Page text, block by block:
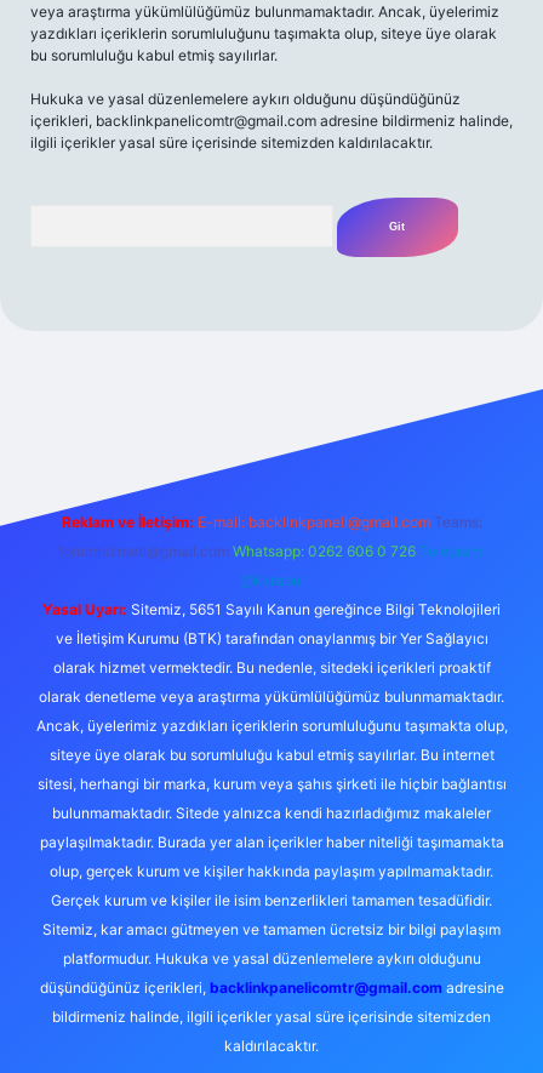
veya araştırma yükümlülüğümüz bulunmamaktadır. Ancak, üyelerimiz
yazdıkları içeriklerin sorumluluğunu taşımakta olup, siteye üye olarak
bu sorumluluğu kabul etmiş sayılırlar.
Hukuka ve yasal düzenlemelere aykırı olduğunu düşündüğünüz
içerikleri, backlinkpanelicomtr@gmail.com adresine bildirmeniz halinde,
ilgili içerikler yasal süre içerisinde sitemizden kaldırılacaktır.
Reklam ve İletişim: E-mail: backlinkpaneli@gmail.com Teams:
forumhizmeti@gmail.com Whatsapp: 0262 606 0 726 Telegram:
@karabul
Yasal Uyarı: Sitemiz, 5651 Sayılı Kanun gereğince Bilgi Teknolojileri
ve İletişim Kurumu (BTK) tarafından onaylanmış bir Yer Sağlayıcı
olarak hizmet vermektedir. Bu nedenle, sitedeki içerikleri proaktif
olarak denetleme veya araştırma yükümlülüğümüz bulunmamaktadır.
Ancak, üyelerimiz yazdıkları içeriklerin sorumluluğunu taşımakta olup,
siteye üye olarak bu sorumluluğu kabul etmiş sayılırlar. Bu internet
sitesi, herhangi bir marka, kurum veya şahıs şirketi ile hiçbir bağlantısı
bulunmamaktadır. Sitede yalnızca kendi hazırladığımız makaleler
paylaşılmaktadır. Burada yer alan içerikler haber niteliği taşımamakta
olup, gerçek kurum ve kişiler hakkında paylaşım yapılmamaktadır.
Gerçek kurum ve kişiler ile isim benzerlikleri tamamen tesadüfidir.
Sitemiz, kar amacı gütmeyen ve tamamen ücretsiz bir bilgi paylaşım
platformudur. Hukuka ve yasal düzenlemelere aykırı olduğunu
düşündüğünüz içerikleri, backlinkpanelicomtr@gmail.comadresine
bildirmeniz halinde, ilgili içerikler yasal süre içerisinde sitemizden
kaldırılacaktır.